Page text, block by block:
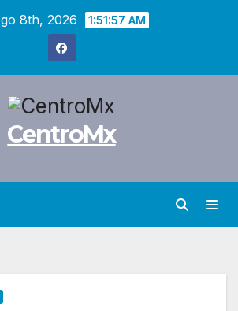
8th, 2026 1:51:58 AM
CentroMx